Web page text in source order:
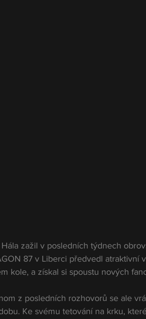
zažil v posledních týdnech
87 v Liberci předvedl
kole, a získal si spoustu nových
z posledních rozhovorů se ale
Ke svému tetování na krku,